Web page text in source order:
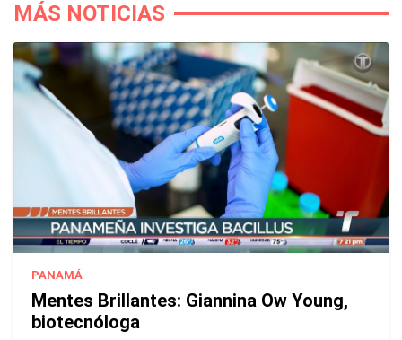
MÁS NOTICIAS
PANAMÁ
Mentes Brillantes: Giannina Ow Young,
biotecnóloga